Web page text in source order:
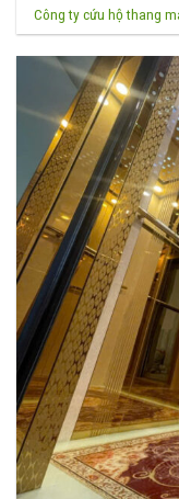
Công ty cứu hộ thang